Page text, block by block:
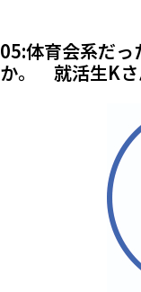
05:体育会系だ
か。 就活生Kさ